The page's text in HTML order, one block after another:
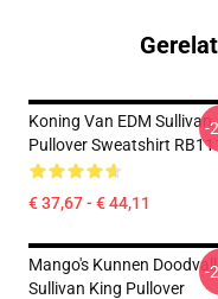
Koning Van EDM Sullivan
Pullover Sweatshirt
€ 37,67 - € 44,11
-
Mango's Kunnen
Sullivan King Pullover
-